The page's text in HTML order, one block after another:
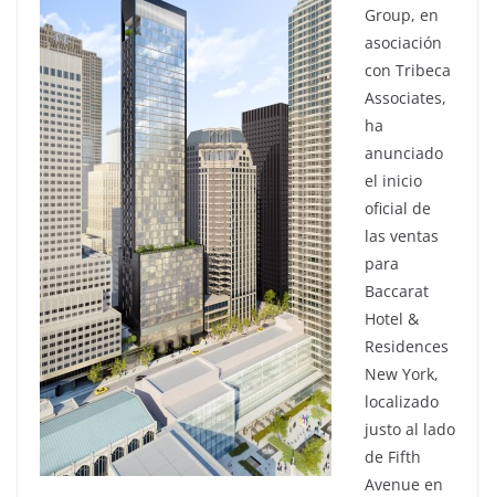
Group, en
asociación
con Tribeca
Associates,
ha
anunciado
el inicio
oficial de
las ventas
para
Baccarat
Hotel &
Residences
New York,
localizado
justo al lado
de Fifth
Avenue en